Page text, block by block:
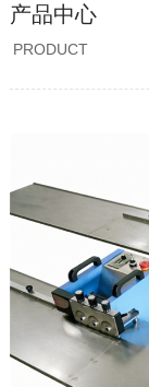
产品中心
PRODUCT